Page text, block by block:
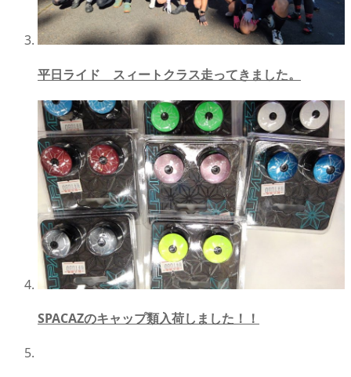
平日ライド スィートクラス走ってきました。
SPACAZのキャップ類入荷しました！！